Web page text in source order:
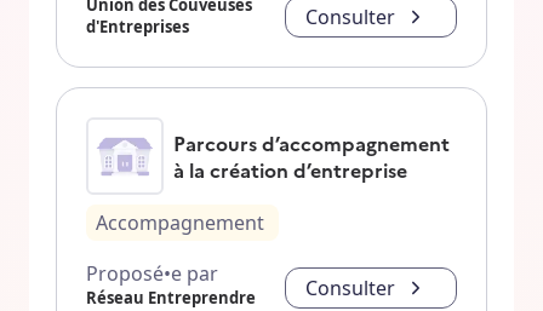
Union des Couveuses
d'Entreprises
Consulter
Parcours d’accompagnement
à la création d’entreprise
Accompagnement
Proposé•e par
Réseau Entreprendre Consulter